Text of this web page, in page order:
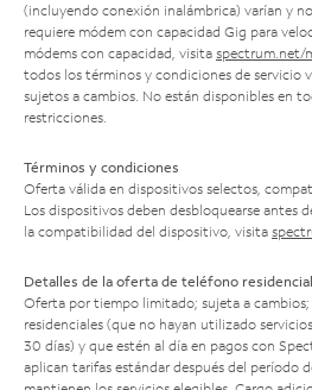
(incluyendo conexión inalámbrica) varían y
requiere módem con capacidad Gig para
módems con capacidad, visita spectrum.net/
todos los términos y condiciones de servicio
sujetos a cambios. No están disponibles en
restricciones.
Términos y condiciones
Oferta válida en dispositivos selectos,
Los dispositivos deben desbloquearse antes
la compatibilidad del dispositivo, visita
Detalles de la oferta de teléfono residencial
Oferta por tiempo limitado; sujeta a
residenciales (que no hayan utilizado
30 días) y que estén al día en pagos con
aplican tarifas estándar después del período